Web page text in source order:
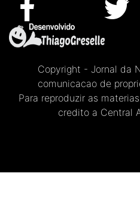
Copyright - Jornal da
comunicacao de
Para reproduzir as
credito a Central